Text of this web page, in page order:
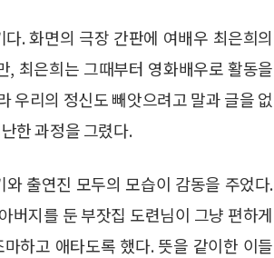
. 화면의 극장 간판에 여배우 최은희의
, 최은희는 그때부터 영화배우로 활동을
우리의 정신도 빼앗으려고 말과 글을 없
한 과정을 그렸다.
출연진 모두의 모습이 감동을 주었다.
버지를 둔 부잣집 도련님이 그냥 편하게
하고 애타도록 했다. 뜻을 같이한 이들